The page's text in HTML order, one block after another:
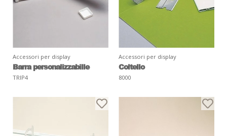
Accessori per display
Barra personalizzabille
TRIP4
Accessori per display
Coltello
8000